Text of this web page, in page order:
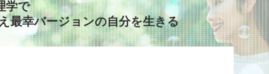
学で
最幸バージョンの自分を生きる